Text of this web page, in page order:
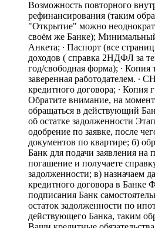
Возможность повторного
рефинансирования (таким
"Открытие" можно
своём же Банке);
Анкета; ∙ Паспорт (все
доходов ( справка 2НДФЛ за
год/свободная форма); ∙
заверенная работодателем. ∙
кредитного договора; ∙ Копия
Обратите внимание, на
обращаться в действующий
об остатке задолженности
одобрение по заявке, после
документов по квартире; б)
Банк для подачи заявления на
погашение и получаете
задолженности; в) назначаем
кредитного договора в
подписания Банк
остаток задолженности по
действующего Банка, таким